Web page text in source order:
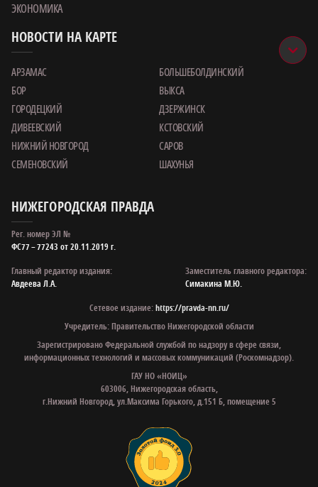
ЭКОНОМИКА
НОВОСТИ НА КАРТЕ
АРЗАМАС
БОЛЬШЕБОЛДИНСКИЙ
БОР
ВЫКСА
ГОРОДЕЦКИЙ
ДЗЕРЖИНСК
ДИВЕЕВСКИЙ
КСТОВСКИЙ
НИЖНИЙ НОВГОРОД
САРОВ
СЕМЕНОВСКИЙ
ШАХУНЬЯ
НИЖЕГОРОДСКАЯ ПРАВДА
Рег. номер ЭЛ №
ФС77 – 77243 от 20.11.2019 г.
Главный редактор издания:
Авдеева Л.А.
Заместитель главного редактора:
Симакина М.Ю.
Сетевое издание:https://pravda-nn.ru/
Учредитель: Правительство Нижегородской области
Зарегистрировано Федеральной службой по надзору в сфере связи,
информационных технологий и массовых коммуникаций (Роскомнадзор).
ГАУ НО «НОИЦ»
603006, Нижегородская область,
г.Нижний Новгород, ул.Максима Горького, д.151 Б, помещение 5